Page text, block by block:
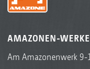
AMAZONEN-
Am Amazonenwerk 9-